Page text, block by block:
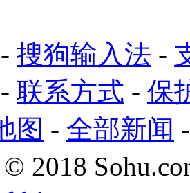
- 搜狗输入法 -
- 联系方式 - 保
图 - 全部新闻
© 2018